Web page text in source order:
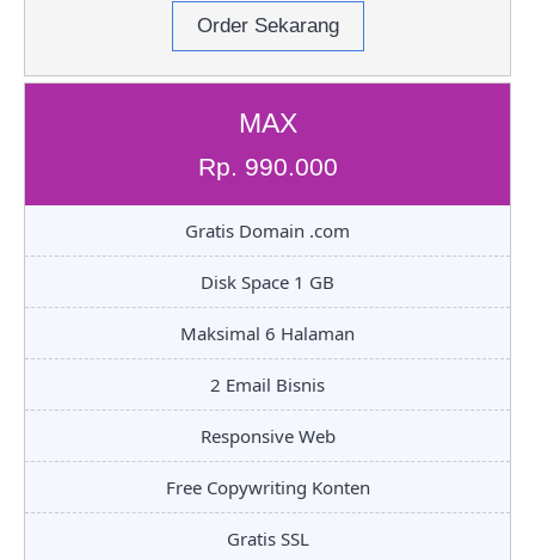
Order Sekarang
MAX
Rp. 990.000
Gratis Domain .com
Disk Space 1 GB
Maksimal 6 Halaman
2 Email Bisnis
Responsive Web
Free Copywriting Konten
Gratis SSL